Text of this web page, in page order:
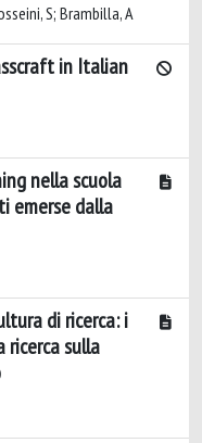
S; Brambilla, A
in Italian
nella scuola
emerse dalla
di ricerca: i
ricerca sulla